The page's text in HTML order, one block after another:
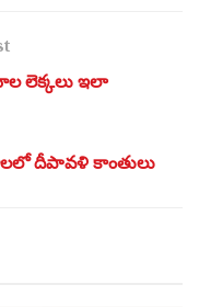
లెక్కలు ఇలా
దీపావళి కాంతులు